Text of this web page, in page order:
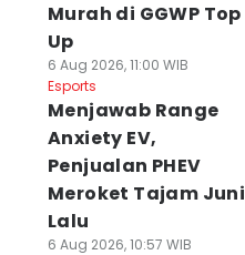
Murah di GGWP Top
Up
6 Aug 2026, 11:00 WIB
Esports
Menjawab Range
Anxiety EV,
Penjualan PHEV
Meroket Tajam Juni
Lalu
6 Aug 2026, 10:57 WIB